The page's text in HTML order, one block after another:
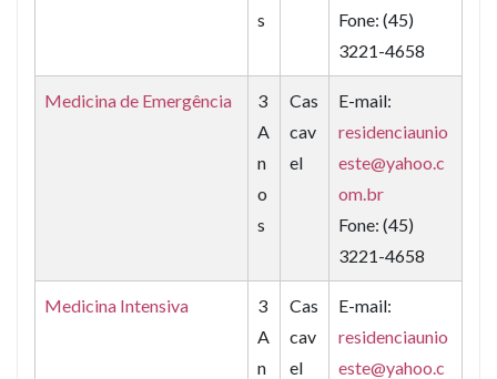
s
Fone: (45)
3221-4658
Medicina de Emergência
3
A
n
o
s
Cas
cav
el
E-mail:
residenciaunio
este@yahoo.c
om.br
Fone: (45)
3221-4658
Medicina Intensiva
3
A
n
Cas
cav
el
E-mail:
residenciaunio
este@yahoo.c